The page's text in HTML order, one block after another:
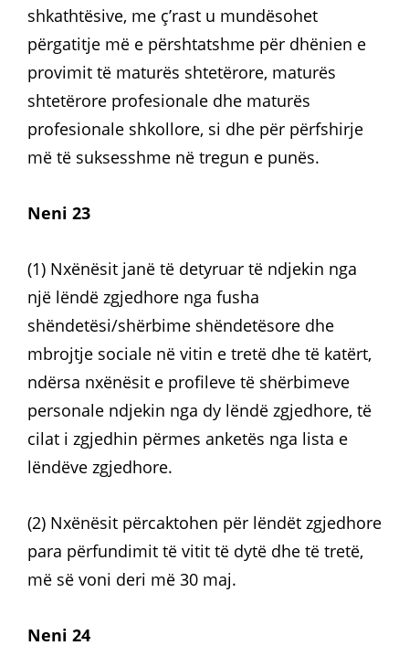
shkathtësive, me ç’rast u mundësohet
përgatitje më e përshtatshme për dhënien e
provimit të maturës shtetërore, maturës
shtetërore profesionale dhe maturës
profesionale shkollore, si dhe për përfshirje
më të suksesshme në tregun e punës.
Neni 23
(1) Nxënësit janë të detyruar të ndjekin nga
një lëndë zgjedhore nga fusha
shëndetësi/shërbime shëndetësore dhe
mbrojtje sociale në vitin e tretë dhe të katërt,
ndërsa nxënësit e profileve të shërbimeve
personale ndjekin nga dy lëndë zgjedhore, të
cilat i zgjedhin përmes anketës nga lista e
lëndëve zgjedhore.
(2) Nxënësit përcaktohen për lëndët zgjedhore
para përfundimit të vitit të dytë dhe të tretë,
më së voni deri më 30 maj.
Neni 24